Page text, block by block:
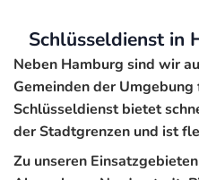
Schlüsseldienst in
Neben Hamburg sind wir
Gemeinden der Umgebung
Schlüsseldienst bietet
der Stadtgrenzen und ist
Zu unseren